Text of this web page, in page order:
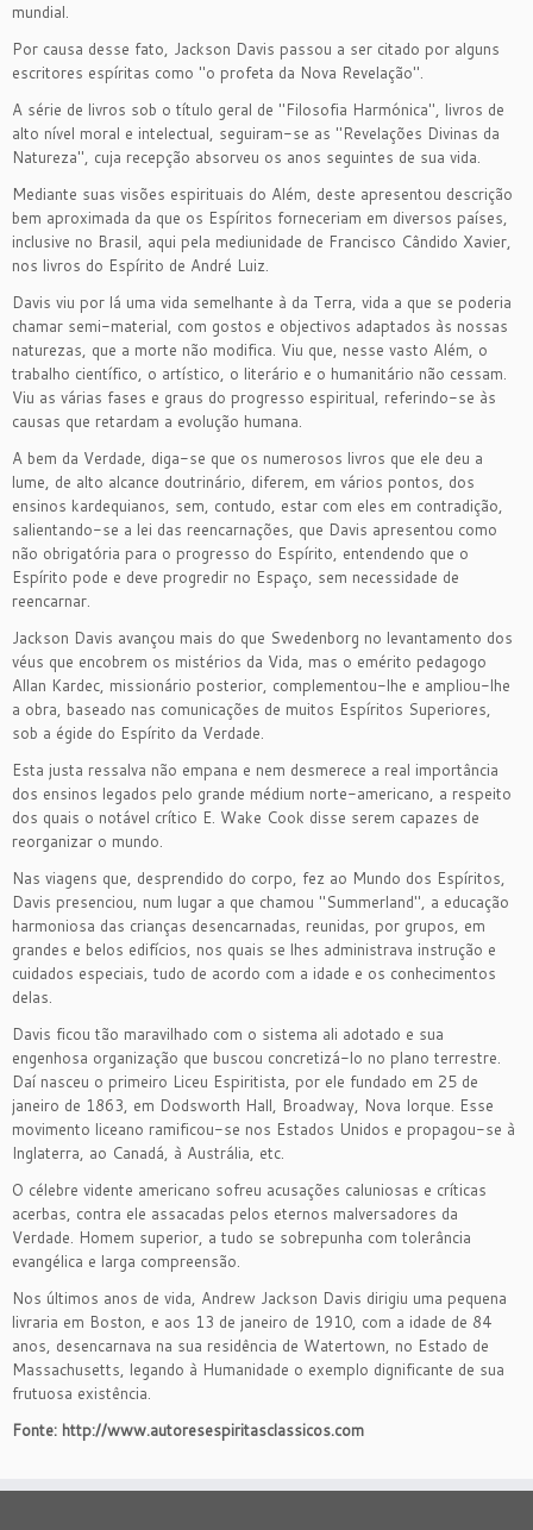
mundial.
Por causa desse fato, Jackson Davis passou a ser citado por alguns
escritores espíritas como "o profeta da Nova Revelação".
A série de livros sob o título geral de "Filosofia Harmónica", livros de
alto nível moral e intelectual, seguiram-se as "Revelações Divinas da
Natureza", cuja recepção absorveu os anos seguintes de sua vida.
Mediante suas visões espirituais do Além, deste apresentou descrição
bem aproximada da que os Espíritos forneceriam em diversos países,
inclusive no Brasil, aqui pela mediunidade de Francisco Cândido Xavier,
nos livros do Espírito de André Luiz.
Davis viu por lá uma vida semelhante à da Terra, vida a que se poderia
chamar semi-material, com gostos e objectivos adaptados às nossas
naturezas, que a morte não modifica. Viu que, nesse vasto Além, o
trabalho científico, o artístico, o literário e o humanitário não cessam.
Viu as várias fases e graus do progresso espiritual, referindo-se às
causas que retardam a evolução humana.
A bem da Verdade, diga-se que os numerosos livros que ele deu a
lume, de alto alcance doutrinário, diferem, em vários pontos, dos
ensinos kardequianos, sem, contudo, estar com eles em contradição,
salientando-se a lei das reencarnações, que Davis apresentou como
não obrigatória para o progresso do Espírito, entendendo que o
Espírito pode e deve progredir no Espaço, sem necessidade de
reencarnar.
Jackson Davis avançou mais do que Swedenborg no levantamento dos
véus que encobrem os mistérios da Vida, mas o emérito pedagogo
Allan Kardec, missionário posterior, complementou-lhe e ampliou-lhe
a obra, baseado nas comunicações de muitos Espíritos Superiores,
sob a égide do Espírito da Verdade.
Esta justa ressalva não empana e nem desmerece a real importância
dos ensinos legados pelo grande médium norte-americano, a respeito
dos quais o notável crítico E. Wake Cook disse serem capazes de
reorganizar o mundo.
Nas viagens que, desprendido do corpo, fez ao Mundo dos Espíritos,
Davis presenciou, num lugar a que chamou "Summerland", a educação
harmoniosa das crianças desencarnadas, reunidas, por grupos, em
grandes e belos edifícios, nos quais se lhes administrava instrução e
cuidados especiais, tudo de acordo com a idade e os conhecimentos
delas.
Davis ficou tão maravilhado com o sistema ali adotado e sua
engenhosa organização que buscou concretizá-lo no plano terrestre.
Daí nasceu o primeiro Liceu Espiritista, por ele fundado em 25 de
janeiro de 1863, em Dodsworth Hall, Broadway, Nova Iorque. Esse
movimento liceano ramificou-se nos Estados Unidos e propagou-se à
Inglaterra, ao Canadá, à Austrália, etc.
O célebre vidente americano sofreu acusações caluniosas e críticas
acerbas, contra ele assacadas pelos eternos malversadores da
Verdade. Homem superior, a tudo se sobrepunha com tolerância
evangélica e larga compreensão.
Nos últimos anos de vida, Andrew Jackson Davis dirigiu uma pequena
livraria em Boston, e aos 13 de janeiro de 1910, com a idade de 84
anos, desencarnava na sua residência de Watertown, no Estado de
Massachusetts, legando à Humanidade o exemplo dignificante de sua
frutuosa existência.
Fonte: http://www.autoresespiritasclassicos.com